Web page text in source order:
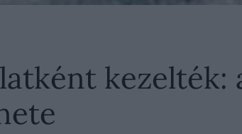
kezelték: